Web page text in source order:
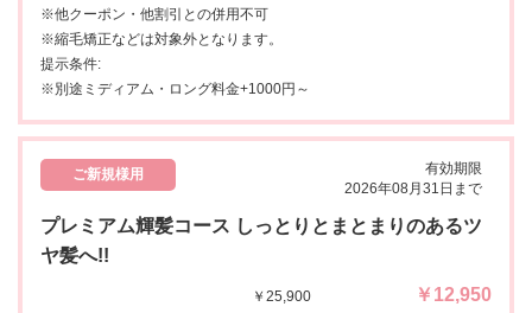
※他クーポン・他割引との併用不可
※縮毛矯正などは対象外となります。
提示条件:
※別途ミディアム・ロング料金+1000円～
ご新規様用
有効期限
2026年08月31日まで
プレミアム輝髪コース しっとりとまとまりのあるツ
ヤ髪へ!!
￥25,900 ￥12,950